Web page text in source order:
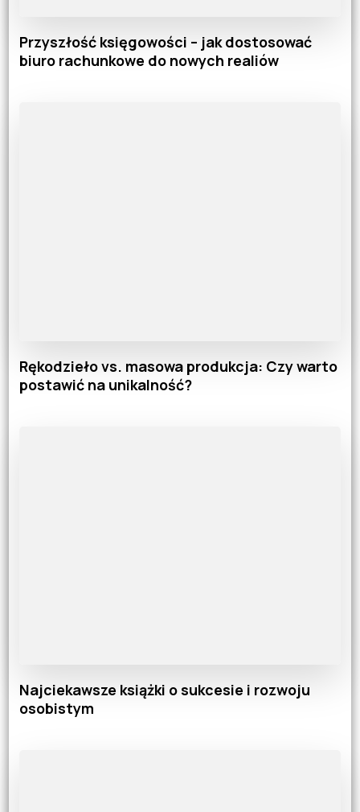
Przyszłość księgowości – jak dostosować
biuro rachunkowe do nowych realiów
Rękodzieło vs. masowa produkcja: Czy warto
postawić na unikalność?
Najciekawsze książki o sukcesie i rozwoju
osobistym